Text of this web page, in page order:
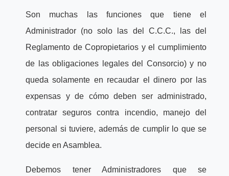
Son muchas las funciones que tiene el
Administrador (no solo las del C.C.C., las del
Reglamento de Copropietarios y el cumplimiento
de las obligaciones legales del Consorcio) y no
queda solamente en recaudar el dinero por las
expensas y de cómo deben ser administrado,
contratar seguros contra incendio, manejo del
personal si tuviere, además de cumplir lo que se
decide en Asamblea.
Debemos tener Administradores que se